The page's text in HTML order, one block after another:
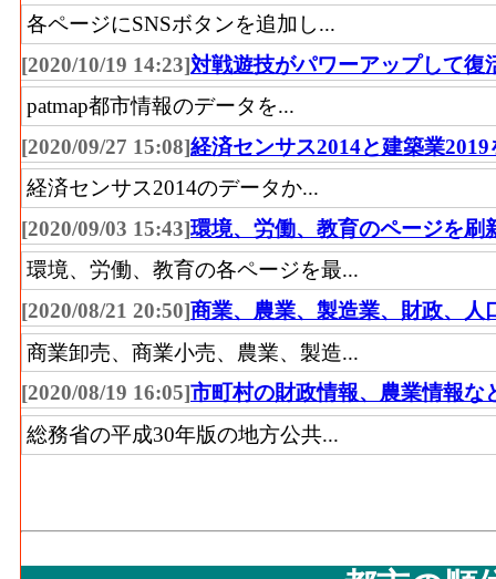
各ページにSNSボタンを追加し...
[2020/10/19 14:23]対戦遊技がパワーアップして復
patmap都市情報のデータを...
[2020/09/27 15:08]経済センサス2014と建築業2019
経済センサス2014のデータか...
[2020/09/03 15:43]環境、労働、教育のページを刷
環境、労働、教育の各ページを最...
[2020/08/21 20:50]商業、農業、製造業、財政、人
商業卸売、商業小売、農業、製造...
[2020/08/19 16:05]市町村の財政情報、農業情報な
総務省の平成30年版の地方公共...